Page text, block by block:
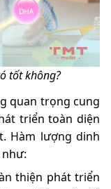
tốt không?
quan trọng cung
triển toàn diện
Hàm lượng dinh
thiện phát triển